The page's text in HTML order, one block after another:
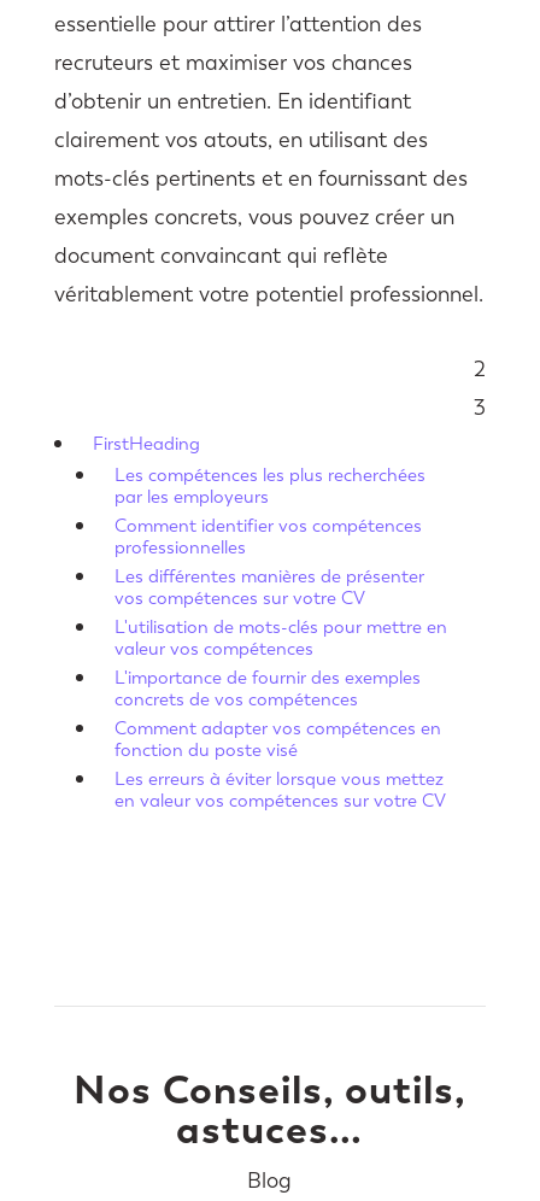
essentielle pour attirer l’attention des
recruteurs et maximiser vos chances
d’obtenir un entretien. En identifiant
clairement vos atouts, en utilisant des
mots-clés pertinents et en fournissant des
exemples concrets, vous pouvez créer un
document convaincant qui reflète
véritablement votre potentiel professionnel.
2
3
FirstHeading
Les compétences les plus recherchées
par les employeurs
Comment identifier vos compétences
professionnelles
Les différentes manières de présenter
vos compétences sur votre CV
L'utilisation de mots-clés pour mettre en
valeur vos compétences
L'importance de fournir des exemples
concrets de vos compétences
Comment adapter vos compétences en
fonction du poste visé
Les erreurs à éviter lorsque vous mettez
en valeur vos compétences sur votre CV
Nos Conseils, outils,
astuces…
Blog